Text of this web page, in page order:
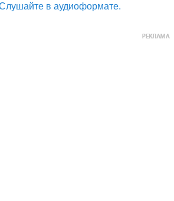
в аудиоформате.